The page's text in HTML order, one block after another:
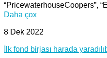
“PricewaterhouseCoopers”,
Daha çox
8 Dek 2022
İlk fond birjası harada